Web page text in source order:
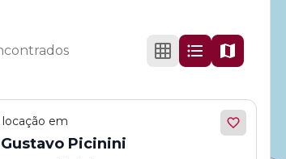
locação em
Picinini